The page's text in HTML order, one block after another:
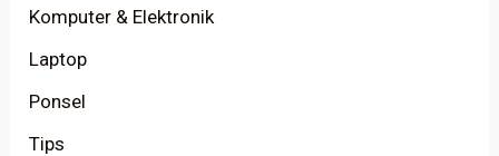
Komputer & Elektronik
Laptop
Ponsel
Tips